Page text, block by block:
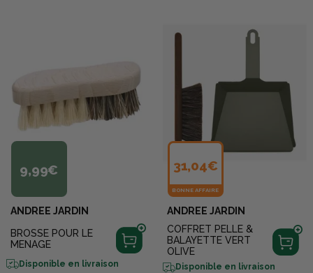
9,99€
ANDREE JARDIN
BROSSE POUR LE
MENAGE
Disponible en livraison
31,04€
BONNE AFFAIRE
ANDREE JARDIN
COFFRET PELLE &
BALAYETTE VERT
OLIVE
Disponible en livraison